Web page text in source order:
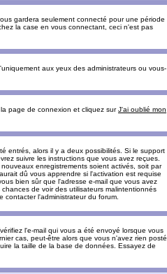
gardera seulement connecté pour une période
la case en vous connectant, ceci n'est pas
aux yeux des administrateurs ou vous-
page de connexion et cliquez surJ'ai oublié mon
entrés, alors il y a deux possibilités. Si le support
suivre les instructions que vous avez reçues.
enregistrements soient activés, soit par
dû vous apprendre si l'activation est requise
bien sûr que l'adresse e-mail que vous avez
de voir des utilisateurs malintentionnés
l'administrateur du forum.
l'e-mail qui vous a été envoyé lorsque vous
cas, peut-être alors que vous n'avez rien posté
la taille de la base de données. Essayez de